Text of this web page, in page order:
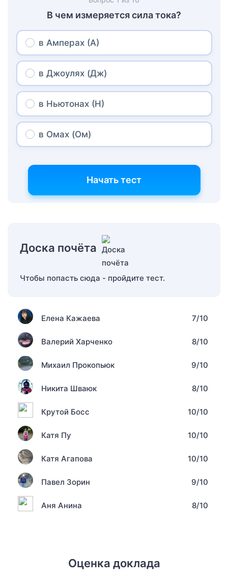
В чем измеряется сила тока?
в Амперах (А)
в Джоулях (Дж)
в Ньютонах (Н)
в Омах (Ом)
Начать тест
Доска почёта
Чтобы попасть сюда - пройдите тест.
Елена Кажаева 7/10
Валерий Харченко 8/10
Михаил Прокопьюк 9/10
Никита Шваюк 8/10
Крутой Босс 10/10
Катя Пу 10/10
Катя Агапова 10/10
Павел Зорин 9/10
Аня Анина 8/10
Оценка доклада